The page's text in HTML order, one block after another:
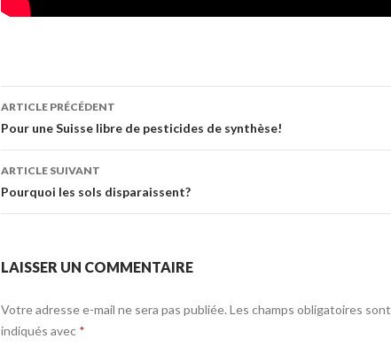
Navigation
des
articles
ARTICLE PRÉCÉDENT
Pour une Suisse libre de pesticides de synthèse!
ARTICLE SUIVANT
Pourquoi les sols disparaissent?
LAISSER UN COMMENTAIRE
Votre adresse e-mail ne sera pas publiée. Les champs obligatoires sont
indiqués avec *